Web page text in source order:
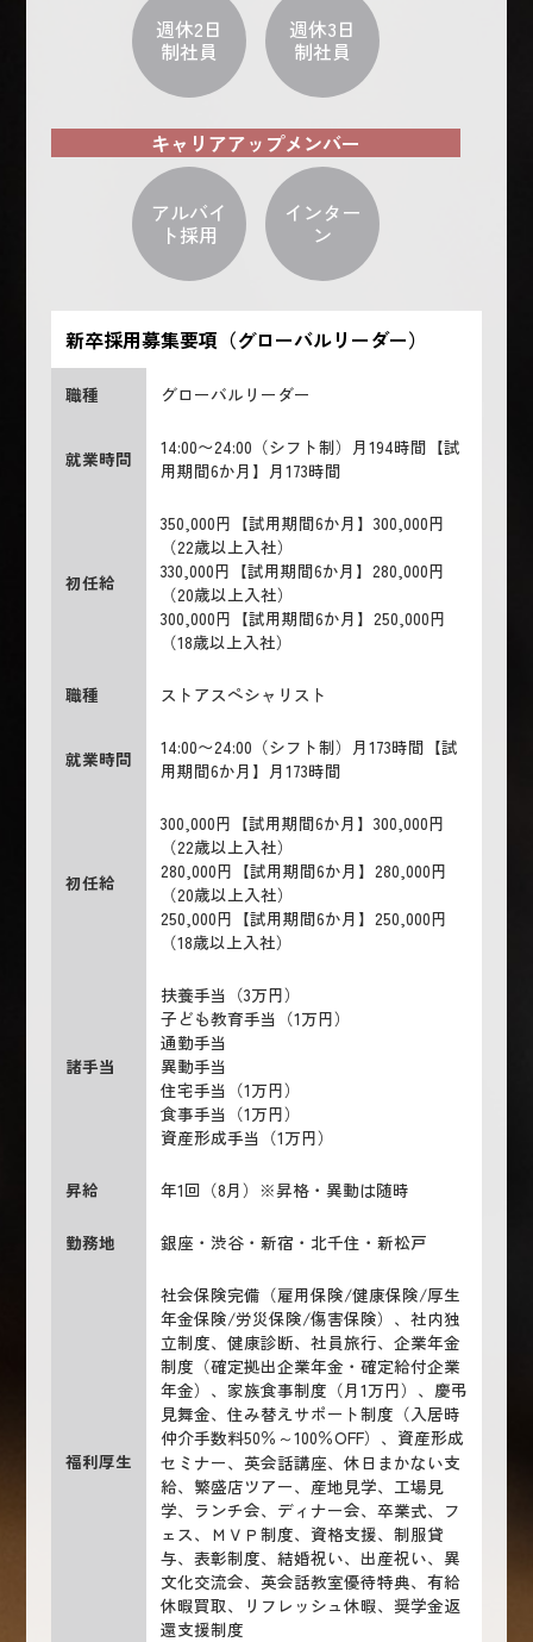
週休2日
制社員
週休3日
制社員
キャリアアップメンバー
アルバイ
ト採用
インター
ン
新卒採用募集要項（グローバルリーダー）
職種 グローバルリーダー
就業時間
14:00〜24:00（シフト制）月194時間【試
用期間6か月】月173時間
初任給
350,000円【試用期間6か月】300,000円
（22歳以上入社）
330,000円【試用期間6か月】280,000円
（20歳以上入社）
300,000円【試用期間6か月】250,000円
（18歳以上入社）
職種 ストアスペシャリスト
就業時間
14:00〜24:00（シフト制）月173時間【試
用期間6か月】月173時間
初任給
300,000円【試用期間6か月】300,000円
（22歳以上入社）
280,000円【試用期間6か月】280,000円
（20歳以上入社）
250,000円【試用期間6か月】250,000円
（18歳以上入社）
諸手当
扶養手当（3万円）
子ども教育手当（1万円）
通勤手当
異動手当
住宅手当（1万円）
食事手当（1万円）
資産形成手当（1万円）
昇給 年1回（8月）※昇格・異動は随時
勤務地 銀座・渋谷・新宿・北千住・新松戸
福利厚生
社会保険完備（雇用保険/健康保険/厚生
年金保険/労災保険/傷害保険）、社内独
立制度、健康診断、社員旅行、企業年金
制度（確定拠出企業年金・確定給付企業
年金）、家族食事制度（月1万円）、慶弔
見舞金、住み替えサポート制度（入居時
仲介手数料50％～100％OFF）、資産形成
セミナー、英会話講座、休日まかない支
給、繁盛店ツアー、産地見学、工場見
学、ランチ会、ディナー会、卒業式、フ
ェス、ＭＶＰ制度、資格支援、制服貸
与、表彰制度、結婚祝い、出産祝い、異
文化交流会、英会話教室優待特典、有給
休暇買取、リフレッシュ休暇、奨学金返
還支援制度